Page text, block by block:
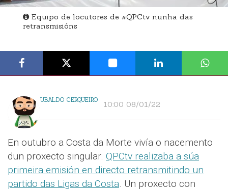
Equipo de locutores de #QPCtv nunha das
retransmisións
UBALDO CERQUEIRO 10:00 08/01/22
En outubro a Costa da Morte vivía o nacemento
dun proxecto singular. QPCtv realizaba a súa
primeira emisión en directo retransmitindo un
partido das Ligas da Costa. Un proxecto con